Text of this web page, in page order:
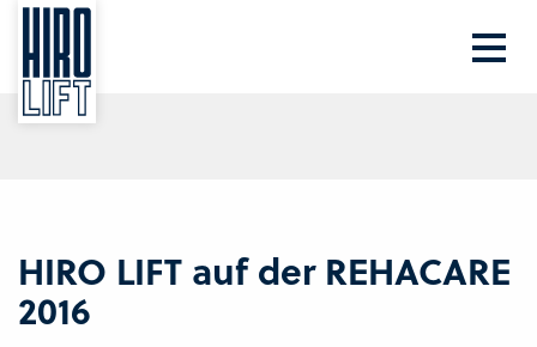
HIRO LIFT auf der REHACARE
2016
Ihre PLZ